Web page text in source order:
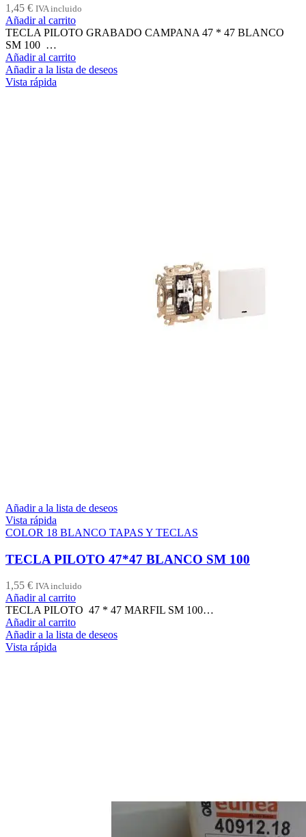
1,45 € IVA incluido
Añadir al carrito
TECLA PILOTO GRABADO CAMPANA 47 * 47 BLANCO
SM 100 …
Añadir al carrito
Añadir a la lista de deseos
Vista rápida
Añadir a la lista de deseos
Vista rápida
COLOR 18 BLANCO TAPAS Y TECLAS
TECLA PILOTO 47*47 BLANCO SM 100
1,55 € IVA incluido
Añadir al carrito
TECLA PILOTO 47 * 47 MARFIL SM 100…
Añadir al carrito
Añadir a la lista de deseos
Vista rápida